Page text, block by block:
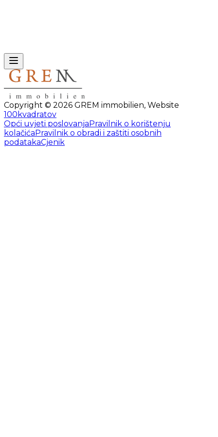
Copyright © 2026 GREM immobilien, Website
100kvadratov
Opći uvjeti poslovanjaPravilnik o korištenju
kolačićaPravilnik o obradi i zaštiti osobnih
podatakaCjenik